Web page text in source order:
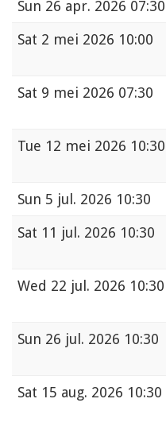
Sun 26 apr. 2026 07:30
Sat 2 mei 2026 10:00
Sat 9 mei 2026 07:30
Tue 12 mei 2026 10:30
Sun 5 jul. 2026 10:30
Sat 11 jul. 2026 10:30
Wed 22 jul. 2026 10:30
Sun 26 jul. 2026 10:30
Sat 15 aug. 2026 10:30